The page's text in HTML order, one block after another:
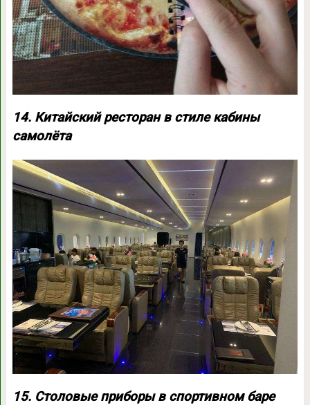
14. Китайский ресторан в стиле кабины
самолёта
15. Столовые приборы в спортивном баре